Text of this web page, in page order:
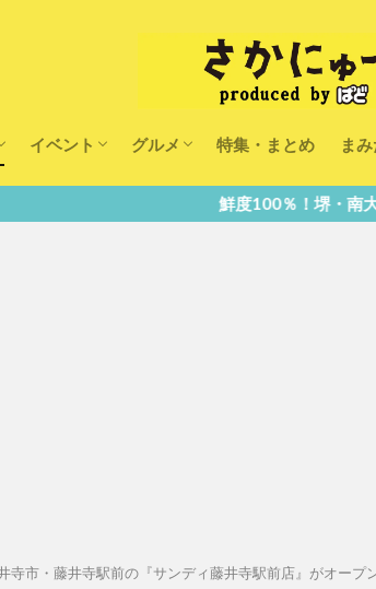
イベント グルメ 特集・まとめ ま
ま
習
幼
鮮度100％！堺・南大阪の『今』をあな
寺市・藤井寺駅前の『サンディ藤井寺駅前店』がオープ